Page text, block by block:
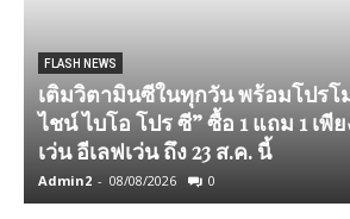
FLASH NEWS
เติมวิตามินซีในทุกวัน พร้อมโปรโ
ไชน์ ไบโอ โปร ซี” ซื้อ 1 แถม 1 เพี
เว่น อีเลฟเว่น ถึง 23 ส.ค. นี้
Admin2 - 08/08/2026 0